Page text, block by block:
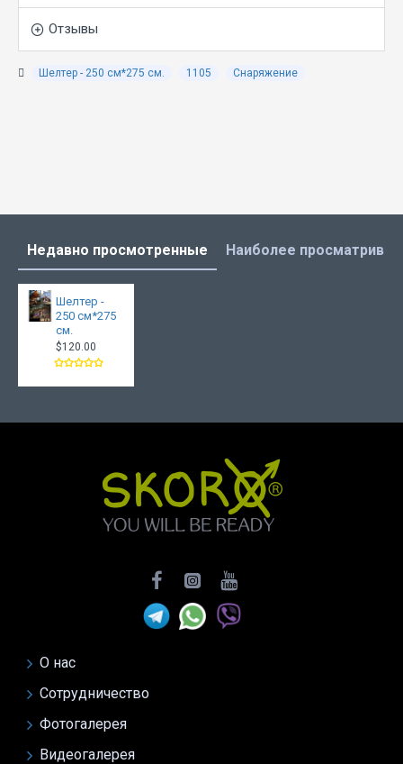
Отзывы
Шелтер - 250 см*275 см. 1105 Снаряжение
Недавно просмотренные Наиболее
Шелтер -
250 см*275
см.
$120.00
О нас
Сотрудничество
Фотогалерея
Видеогалерея